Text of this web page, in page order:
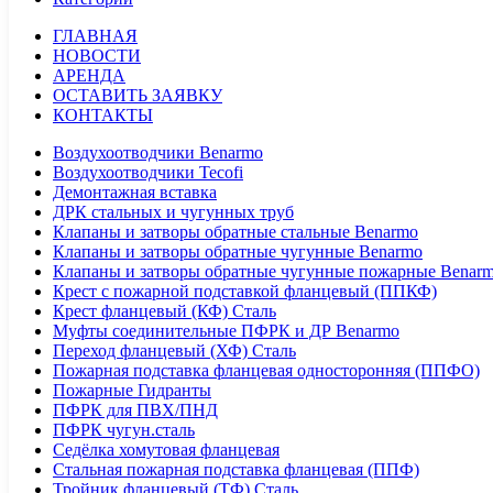
ГЛАВНАЯ
НОВОСТИ
АРЕНДА
ОСТАВИТЬ ЗАЯВКУ
КОНТАКТЫ
Воздухоотводчики Benarmo
Воздухоотводчики Tecofi
Демонтажная вставка
ДРК стальных и чугунных труб
Клапаны и затворы обратные стальные Benarmo
Клапаны и затворы обратные чугунные Benarmo
Клапаны и затворы обратные чугунные пожарные
Крест с пожарной подставкой фланцевый (ППКФ)
Крест фланцевый (КФ) Сталь
Муфты соединительные ПФРК и ДР Benarmo
Переход фланцевый (ХФ) Сталь
Пожарная подставка фланцевая односторонняя (ППФО)
Пожарные Гидранты
ПФРК для ПВХ/ПНД
ПФРК чугун.сталь
Седёлка хомутовая фланцевая
Стальная пожарная подставка фланцевая (ППФ)
Тройник фланцевый (ТФ) Сталь